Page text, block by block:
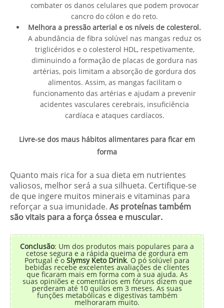
combater os danos celulares que podem provocar
cancro do cólon e do reto.
Melhora a pressão arterial e os níveis de colesterol.
A abundância de fibra solúvel nas mangas reduz os
triglicéridos e o colesterol HDL, respetivamente,
diminuindo a formação de placas de gordura nas
artérias, pois limitam a absorção de gordura dos
alimentos. Assim, as mangas facilitam o
funcionamento das artérias e ajudam a prevenir
acidentes vasculares cerebrais, insuficiência
cardíaca e ataques cardíacos.
Livre-se dos maus hábitos alimentares para ficar em
forma
Quanto mais rica for a sua dieta em nutrientes
valiosos, melhor será a sua silhueta. Certifique-se
de que ingere muitos minerais e vitaminas para
reforçar a sua imunidade. As proteínas também
são vitais para a força óssea e muscular.
Conclusão: Um dos produtos mais populares para a
cetose segura e a rápida queima de gordura em
Portugal é o Slymsy Keto Drink. O pó solúvel para
bebidas recebe excelentes avaliações de clientes
que ficaram mais em forma com a sua ajuda. As
suas opiniões e comentários em fóruns dizem que
perderam até 10 quilos em 3 meses. As suas
funções metabólicas e digestivas também
melhoraram muito.